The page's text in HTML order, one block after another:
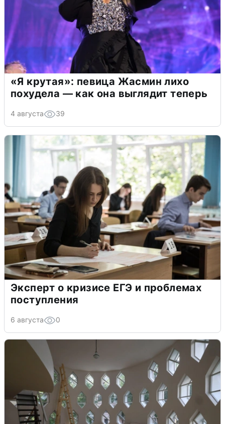
«Я крутая»: певица Жасмин лихо
похудела — как она выглядит теперь
4 августа 39
Эксперт о кризисе ЕГЭ и проблемах
поступления
6 августа 0